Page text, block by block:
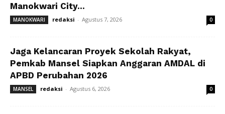
Manokwari City...
MANOKWARI redaksi - Agustus 7, 2026 0
Jaga Kelancaran Proyek Sekolah Rakyat,
Pemkab Mansel Siapkan Anggaran AMDAL di
APBD Perubahan 2026
MANSEL redaksi - Agustus 6, 2026 0